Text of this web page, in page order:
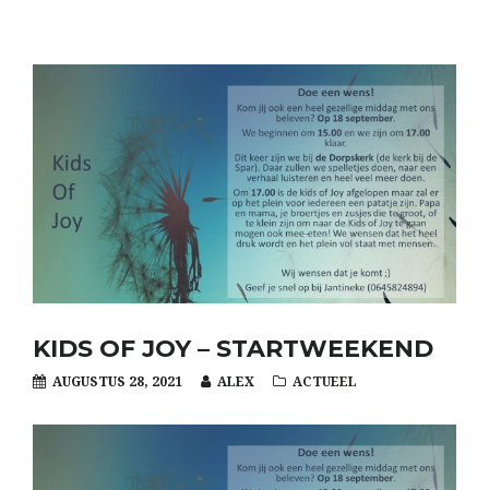
KIDS OF JOY – STARTWEEKEND
AUGUSTUS 28, 2021 ALEX ACTUEEL